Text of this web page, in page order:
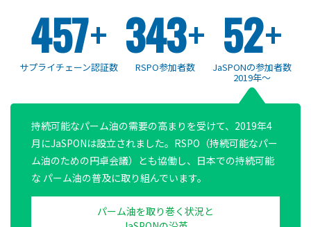
サプライチェーン認証数
457+
RSPO参加者数
343+
JaSPONの参加者数
2019年〜
52+
持続可能なパーム油の需要の高まりを受けて、2019年4
月にJaSPONは設立されました。RSPO（持続可能なパー
ム油のための円卓会議）とも協働し、日本での持続可能
な パーム油の普及に取り組んでいます。
パーム油を取り巻く状況と